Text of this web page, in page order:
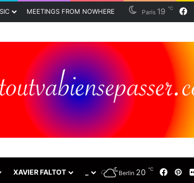
MEETINGS FROM NOWHERE Paris 19 ℃
XAVIER FALTOT Berlin 20 ℃